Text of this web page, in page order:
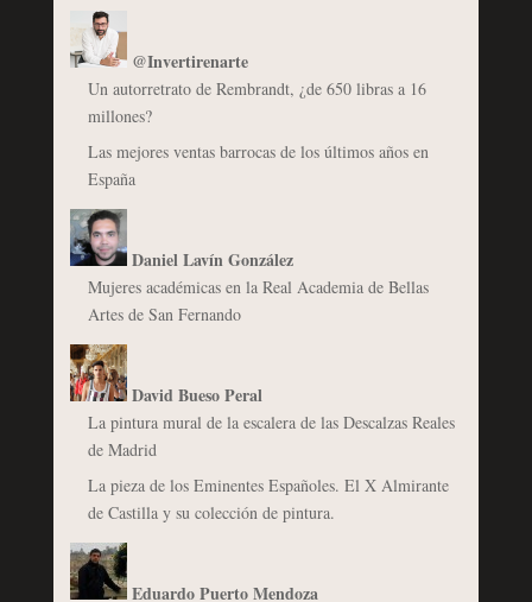
@Invertirenarte
Un autorretrato de Rembrandt, ¿de 650 libras a 16
millones?
Las mejores ventas barrocas de los últimos años en
España
Daniel Lavín González
Mujeres académicas en la Real Academia de Bellas
Artes de San Fernando
David Bueso Peral
La pintura mural de la escalera de las Descalzas Reales
de Madrid
La pieza de los Eminentes Españoles. El X Almirante
de Castilla y su colección de pintura.
Eduardo Puerto Mendoza